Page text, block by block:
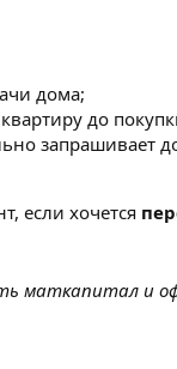
дома;
до
запрашивает
если хочется
маткапитал и